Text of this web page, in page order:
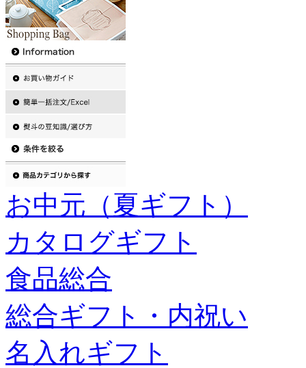
お中元（夏ギフト）
カタログギフト
食品総合
総合ギフト・内祝い
名入れギフト